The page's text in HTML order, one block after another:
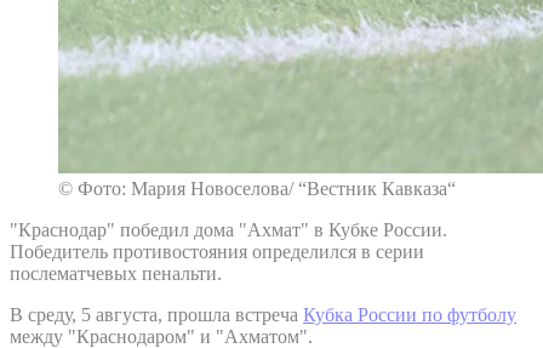
© Фото: Мария Новоселова/ “Вестник Кавказа“
"Краснодар" победил дома "Ахмат" в Кубке России.
Победитель противостояния определился в серии
послематчевых пенальти.
В среду, 5 августа, прошла встреча Кубка России по футболу
между "Краснодаром" и "Ахматом".